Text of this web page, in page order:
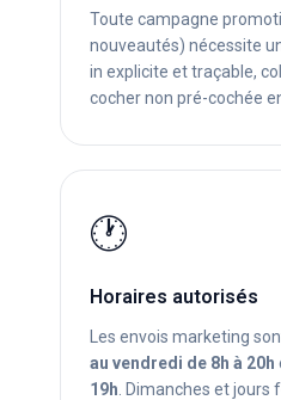
Toute campagne
nouveautés) nécessite
in explicite et traçable,
cocher non pré-cochée
🕐
Horaires autorisés
Les envois marketing
au vendredi de 8h à 20h
19h . Dimanches et